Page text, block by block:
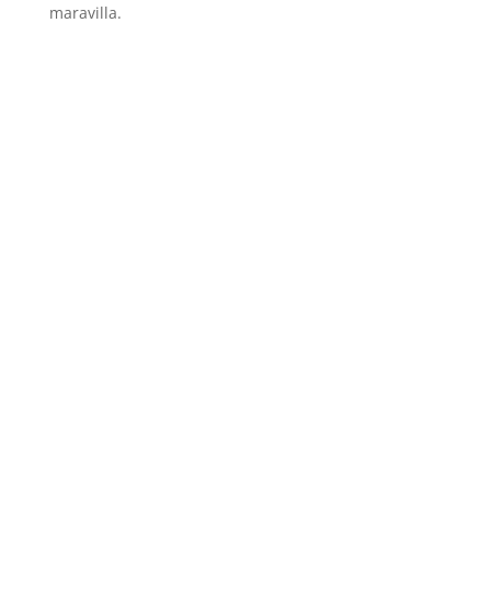
maravilla.